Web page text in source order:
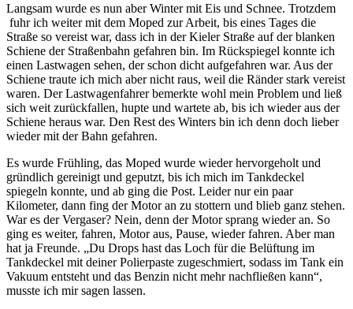
Langsam wurde es nun aber Winter mit Eis und Schnee. Trotzdem
fuhr ich weiter mit dem Moped zur Arbeit, bis eines Tages die
Straße so vereist war, dass ich in der Kieler Straße auf der blanken
Schiene der Straßenbahn gefahren bin. Im Rückspiegel konnte ich
einen Lastwagen sehen, der schon dicht aufgefahren war. Aus der
Schiene traute ich mich aber nicht raus, weil die Ränder stark vereist
waren. Der Lastwagenfahrer bemerkte wohl mein Problem und ließ
sich weit zurückfallen, hupte und wartete ab, bis ich wieder aus der
Schiene heraus war. Den Rest des Winters bin ich denn doch lieber
wieder mit der Bahn gefahren.
Es wurde Frühling, das Moped wurde wieder hervorgeholt und
gründlich gereinigt und geputzt, bis ich mich im Tankdeckel
spiegeln konnte, und ab ging die Post. Leider nur ein paar
Kilometer, dann fing der Motor an zu stottern und blieb ganz stehen.
War es der Vergaser? Nein, denn der Motor sprang wieder an. So
ging es weiter, fahren, Motor aus, Pause, wieder fahren. Aber man
hat ja Freunde.
Du Drops hast das Loch für die Belüftung im
Tankdeckel mit deiner Polierpaste zugeschmiert, sodass im Tank ein
Vakuum entsteht und das Benzin nicht mehr nachfließen kann ,
musste ich mir sagen lassen.